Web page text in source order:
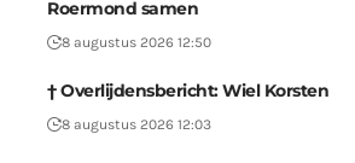
Roermond samen
8 augustus 2026 12:50
† Overlijdensbericht: Wiel Korsten
8 augustus 2026 12:03